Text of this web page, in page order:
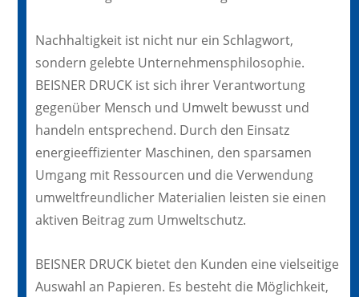
Nachhaltigkeit ist nicht nur ein Schlagwort,
sondern gelebte Unternehmensphilosophie.
BEISNER DRUCK ist sich ihrer Verantwortung
gegenüber Mensch und Umwelt bewusst und
handeln entsprechend. Durch den Einsatz
energieeffizienter Maschinen, den sparsamen
Umgang mit Ressourcen und die Verwendung
umweltfreundlicher Materialien leisten sie einen
aktiven Beitrag zum Umweltschutz.
BEISNER DRUCK bietet den Kunden eine vielseitige
Auswahl an Papieren. Es besteht die Möglichkeit,